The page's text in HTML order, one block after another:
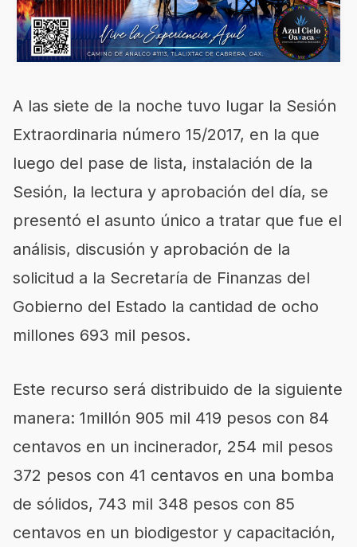
A las siete de la noche tuvo lugar la Sesión
Extraordinaria número 15/2017, en la que
luego del pase de lista, instalación de la
Sesión, la lectura y aprobación del día, se
presentó el asunto único a tratar que fue el
análisis, discusión y aprobación de la
solicitud a la Secretaría de Finanzas del
Gobierno del Estado la cantidad de ocho
millones 693 mil pesos.
Este recurso será distribuido de la siguiente
manera: 1millón 905 mil 419 pesos con 84
centavos en un incinerador, 254 mil pesos
372 pesos con 41 centavos en una bomba
de sólidos, 743 mil 348 pesos con 85
centavos en un biodigestor y capacitación,